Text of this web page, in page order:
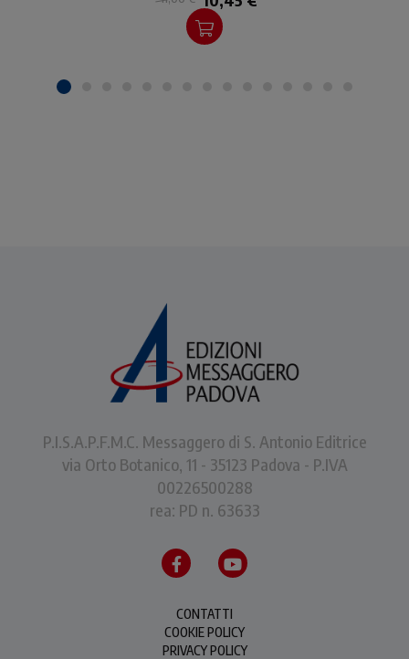
P.I.S.A.P.F.M.C. Messaggero di S. Antonio Editrice
via Orto Botanico, 11 - 35123 Padova - P.IVA
00226500288
rea: PD n. 63633
CONTATTI
COOKIE POLICY
PRIVACY POLICY